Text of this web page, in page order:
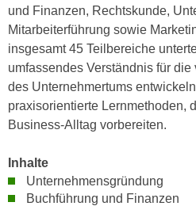
und Finanzen, Rechtskunde,
Mitarbeiterführung sowie
insgesamt 45 Teilbereiche
umfassendes Verständnis für
des Unternehmertums
praxisorientierte Lernmethoden,
Business-Alltag vorbereiten.
Inhalte
Unternehmensgründung
Buchführung und Finanzen
e
r
t
e
C
o
o
i
e
s
h
a
b
e
n
.
W
n
n